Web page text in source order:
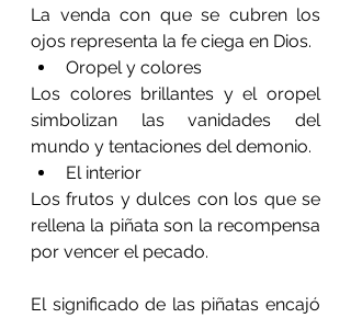
La venda con que se cubren los
ojos representa la fe ciega en Dios.
Oropel y colores
Los colores brillantes y el oropel
simbolizan las vanidades del
mundo y tentaciones del demonio.
El interior
Los frutos y dulces con los que se
rellena la piñata son la recompensa
por vencer el pecado.
El significado de las piñatas encajó